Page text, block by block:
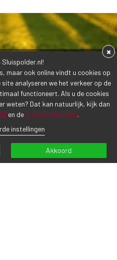
Sluispolder.nl!
maar ook online vindt u cookies op
analyseren we het verkeer op de
functioneert. Als u de cookies
weten? Dat kan natuurlijk, kijk dan
en de privacyverklaring.
instellingen
Akkoord
×